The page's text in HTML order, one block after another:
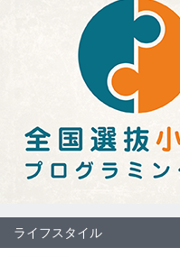
ライフスタイル